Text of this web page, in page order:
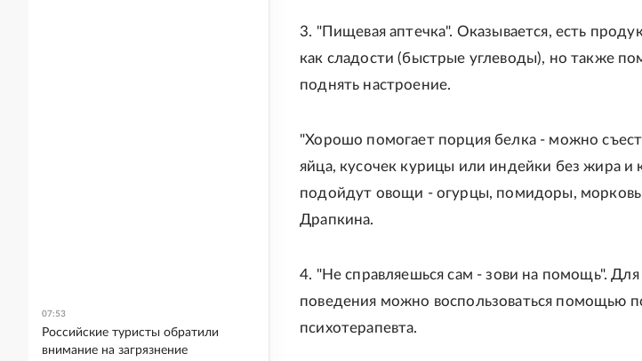
3. "Пищевая аптечка". Оказывается, есть
как сладости (быстрые углеводы), но также
поднять настроение.
"Хорошо помогает порция белка - можно
яйца, кусочек курицы или индейки без жира
подойдут овощи - огурцы, помидоры, морковь,
Драпкина.
4. "Не справляешься сам - зови на помощь".
поведения можно воспользоваться помощью
психотерапевта.
07:53
Российские туристы обратили
внимание на загрязнение